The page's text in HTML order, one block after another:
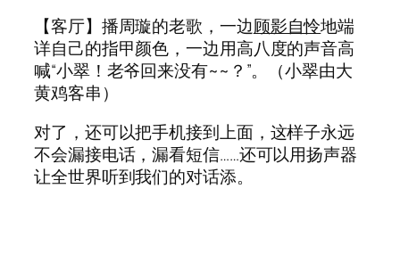
【客厅】播周璇的老歌，一边顾影自怜地端
详自己的指甲颜色，一边用高八度的声音高
喊“小翠！老爷回来没有~~？”。（小翠由大
黄鸡客串）
对了，还可以把手机接到上面，这样子永远
不会漏接电话，漏看短信……还可以用扬声器
让全世界听到我们的对话添。